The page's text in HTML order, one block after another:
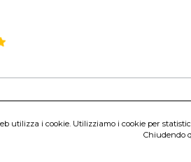
Via Leonardo da Vinci, 40 - 00015
Fiscale: 06634500588 Capitale Sociale
da Vinci, 40 - 00015 Monterotondo Scalo
utilizza i cookie. Utilizziamo i cookie per
Chiudendo